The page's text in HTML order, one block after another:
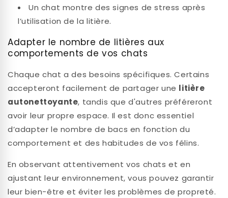
Un chat montre des signes de stress après
l’utilisation de la litière.
Adapter le nombre de litières aux
comportements de vos chats
Chaque chat a des besoins spécifiques. Certains
accepteront facilement de partager une litière
autonettoyante, tandis que d'autres préféreront
avoir leur propre espace. Il est donc essentiel
d’adapter le nombre de bacs en fonction du
comportement et des habitudes de vos félins.
En observant attentivement vos chats et en
ajustant leur environnement, vous pouvez garantir
leur bien-être et éviter les problèmes de propreté.